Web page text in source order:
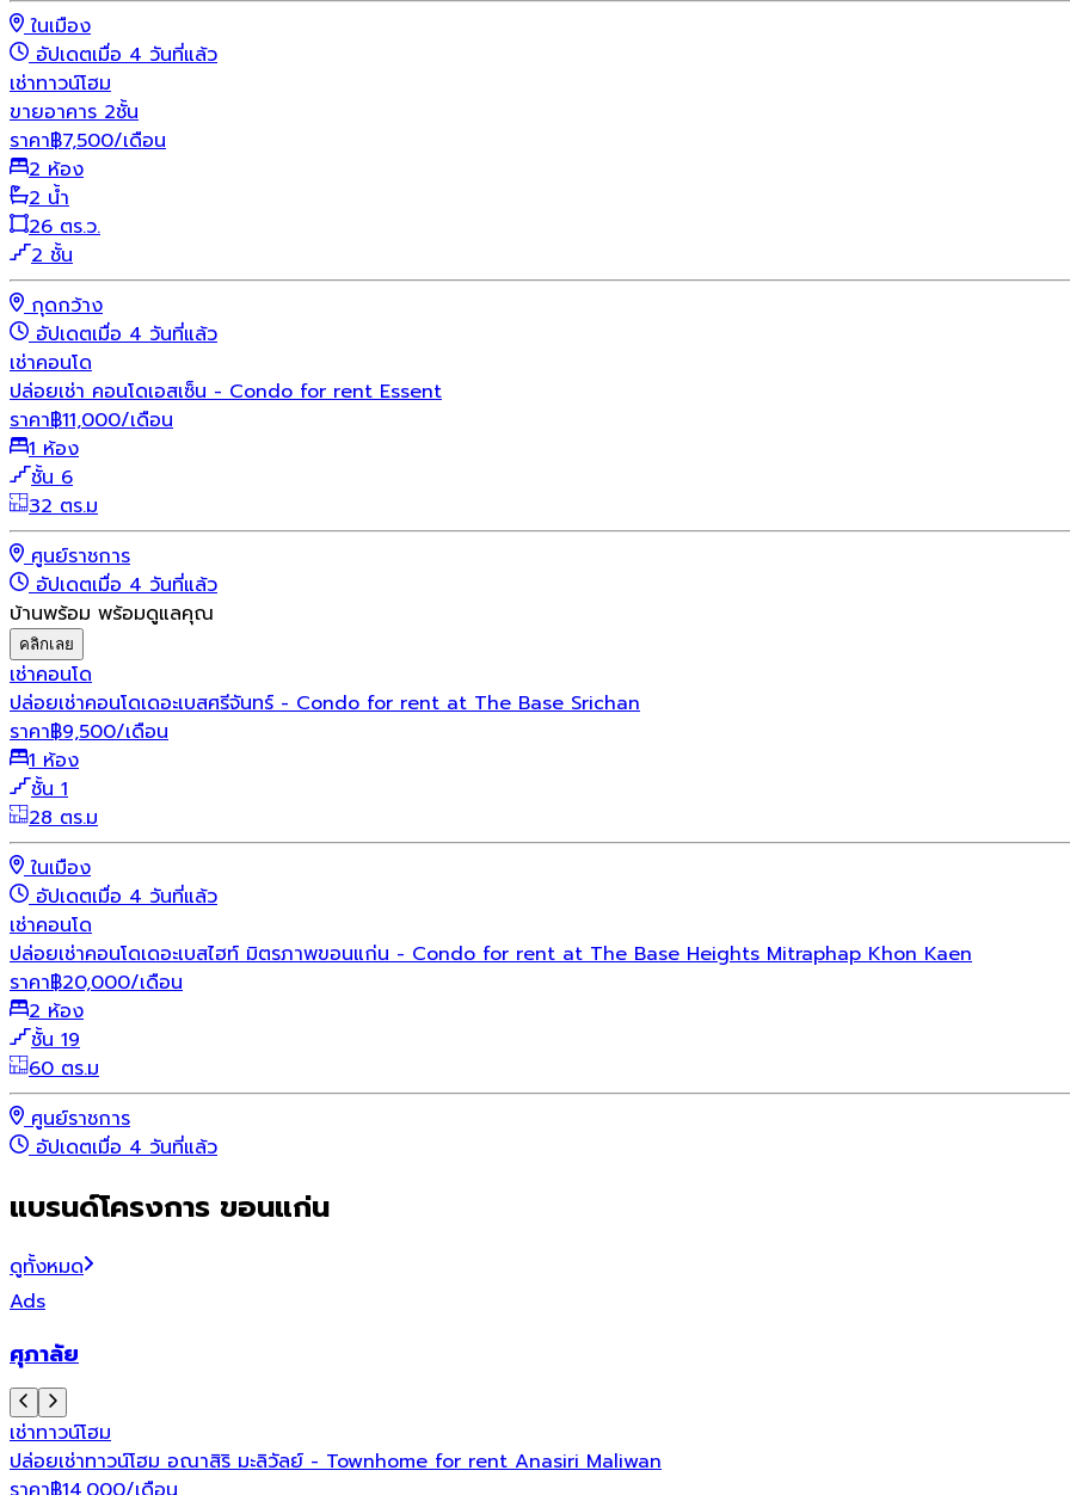
ในเมือง
อัปเดตเมื่อ 4 วันที่แล้ว
เช่าทาวน์โฮม
ขายอาคาร 2ชั้น
ราคา฿7,500/เดือน
2 ห้อง
2 น้ำ
26 ตร.ว.
2 ชั้น
กุดกว้าง
อัปเดตเมื่อ 4 วันที่แล้ว
เช่าคอนโด
ปล่อยเช่า คอนโดเอสเซ็น - Condo for rent Essent
ราคา฿11,000/เดือน
1 ห้อง
ชั้น 6
32 ตร.ม
ศูนย์ราชการ
อัปเดตเมื่อ 4 วันที่แล้ว
บ้านพร้อม พร้อมดูแลคุณ
คลิกเลย
เช่าคอนโด
ปล่อยเช่าคอนโดเดอะเบสศรีจันทร์ - Condo for rent at The Base Srichan
ราคา฿9,500/เดือน
1 ห้อง
ชั้น 1
28 ตร.ม
ในเมือง
อัปเดตเมื่อ 4 วันที่แล้ว
เช่าคอนโด
ปล่อยเช่าคอนโดเดอะเบสไฮท์ มิตรภาพขอนแก่น - Condo for rent at The Base Heights Mitraphap Khon Kaen
ราคา฿20,000/เดือน
2 ห้อง
ชั้น 19
60 ตร.ม
ศูนย์ราชการ
อัปเดตเมื่อ 4 วันที่แล้ว
แบรนด์โครงการ ขอนแก่น
ดูทั้งหมด
Ads
ศุภาลัย
เช่าทาวน์โฮม
ปล่อยเช่าทาวน์โฮม อณาสิริ มะลิวัลย์ - Townhome for rent Anasiri Maliwan